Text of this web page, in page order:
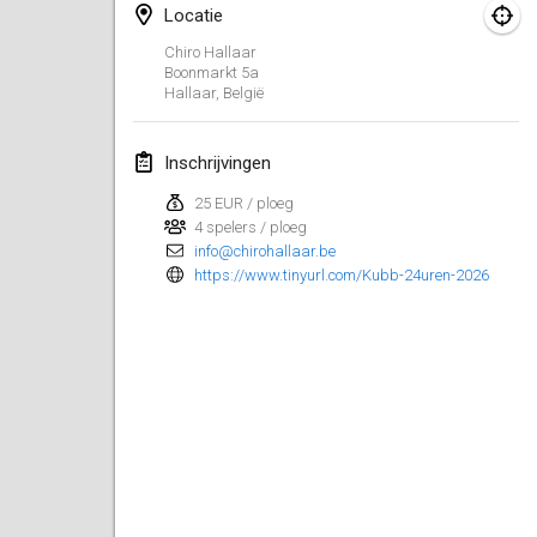
Locatie
Chiro Hallaar
Boonmarkt 5a
Hallaar, België
Inschrijvingen
25 EUR / ploeg
4 spelers / ploeg
info@chirohallaar.be
https://www.tinyurl.com/Kubb-24uren-2026
7 mrt. 2026
West Coast Kubb Championships
21 mrt. 2026|Verenigde Staten